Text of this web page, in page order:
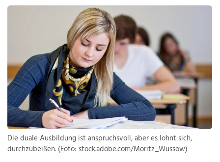
Die duale Ausbildung ist anspruchsvoll, aber es lohnt sich,
durchzubeißen. (Foto: stock.adobe.com/Moritz_Wussow)